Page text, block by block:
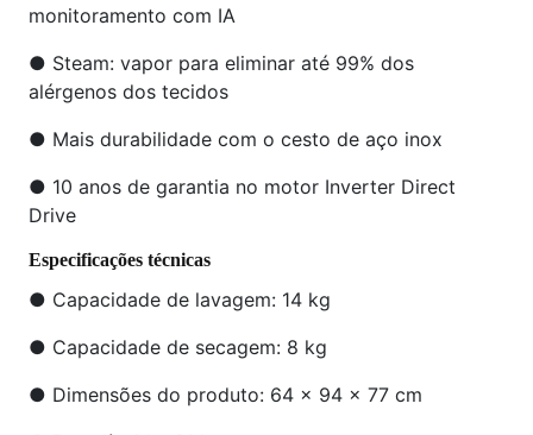
monitoramento com IA
● Steam: vapor para eliminar até 99% dos
alérgenos dos tecidos
● Mais durabilidade com o cesto de aço inox
● 10 anos de garantia no motor Inverter Direct
Drive
Especificações técnicas
● Capacidade de lavagem: 14 kg
● Capacidade de secagem: 8 kg
● Dimensões do produto: 64 x 94 x 77 cm